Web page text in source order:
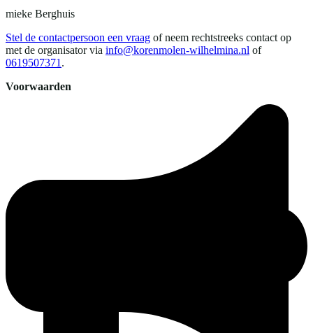
mieke Berghuis
Stel de contactpersoon een vraag of neem rechtstreeks contact op
met de organisator via info@korenmolen-wilhelmina.nl of
0619507371 .
Voorwaarden